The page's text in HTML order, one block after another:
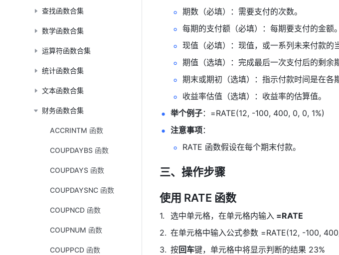
查找函数合集
数学函数合集
运算符函数合集
统计函数合集
文本函数合集
财务函数合集
ACCRINTM 函数
COUPDAYBS 函数
COUPDAYS 函数
COUPDAYSNC 函数
COUPNCD 函数
COUPNUM 函数
COUPPCD 函数
期数（必填）：需要支付的次数。
每期的支付额（必填）：每期要支付的金额。
现值（必填）：现值，或一系列未来付款的
期值（选填）：完成最后一次支付后的剩余
期末或期初（选填）：指示付款时间是在各
收益率估值（选填）：收益率的估算值。
举个例子：=RATE(12, -100, 400, 0, 0, 1%)
注意事项：
RATE 函数假设在每个期末付款。
三、操作步骤
使用 RATE 函数
选中单元格，在单元格内输入 =RATE
在单元格中输入公式参数 =RATE(12, -100,
按回车键，单元格中将显示判断的结果 23%